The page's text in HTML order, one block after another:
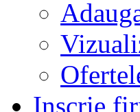
Inscrie